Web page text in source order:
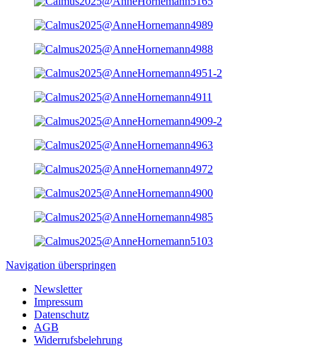
Navigation überspringen
Newsletter
Impressum
Datenschutz
AGB
Widerrufsbelehrung